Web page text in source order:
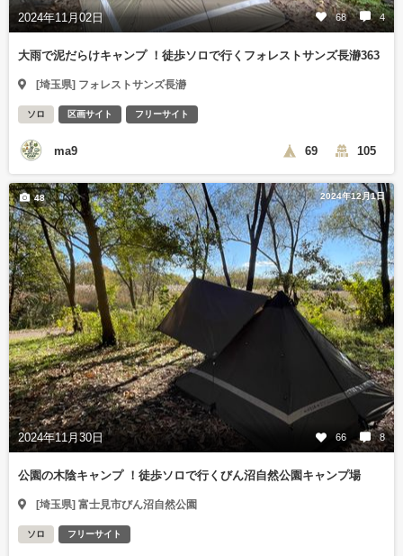
2024年11月02日 68 4
大雨で泥だらけキャンプ ！徒歩ソロで行くフォレストサンズ長瀞363
[埼玉県] フォレストサンズ長瀞
ソロ 区画サイト フリーサイト
ma9 69 105
2024年12月1日
2024年11月30日 66 8
48
公園の木陰キャンプ ！徒歩ソロで行くびん沼自然公園キャンプ場
[埼玉県] 富士見市びん沼自然公園
ソロ フリーサイト